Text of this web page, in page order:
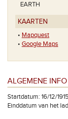
EARTH
KAARTEN
• Mapquest
• Google Maps
ALGEMENE INFO
Startdatum: 16/12/1915
Einddatum van het